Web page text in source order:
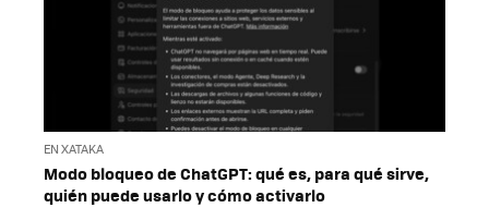
EN XATAKA
Modo bloqueo de ChatGPT: qué es, para qué sirve,
quién puede usarlo y cómo activarlo